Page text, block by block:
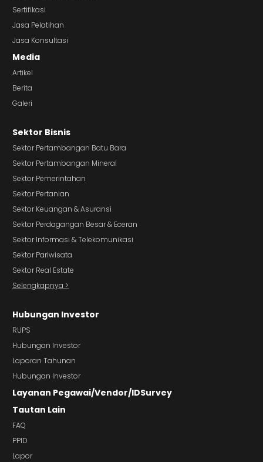
Sertifikasi
Jasa Pelatihan
Jasa Konsultasi
Media
Artikel
Berita
Galeri
Sektor Bisnis
Sektor Pertambangan Batu Bara
Sektor Pertambangan Mineral
Sektor Pemerintahan
Sektor Pertanian
Sektor Keuangan & Asuransi
Sektor Perdagangan Besar & Eceran
Sektor Informasi & Telekomunikasi
Sektor Pariwisata
Sektor Real Estate
Selengkapnya >
Hubungan Investor
RUPS
Hubungan Investor
Laporan Tahunan
Hubungan Investor
Layanan Pegawai/Vendor/IDSurvey
Tautan Lain
FAQ
PPID
Lapor